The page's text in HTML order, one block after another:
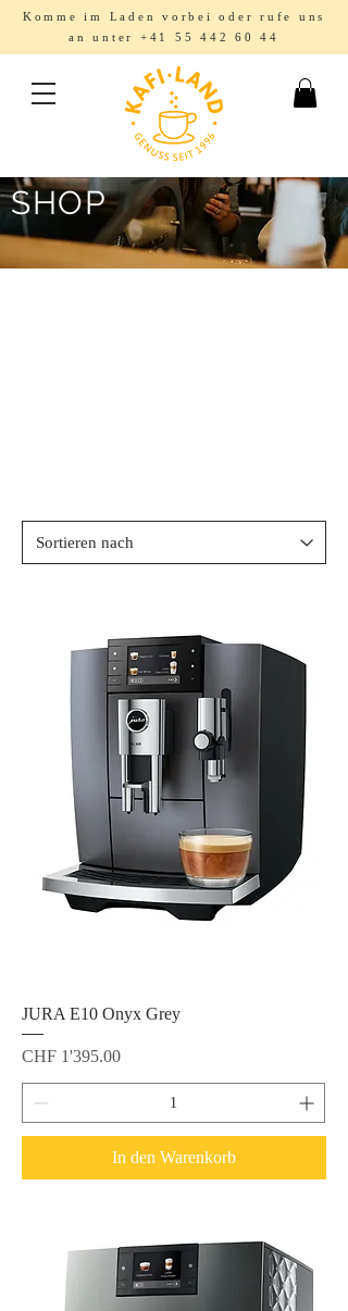
Komme im Laden vorbei oder rufe uns
an unter +41 55 442 60 44
SHOP
JURA E10 Onyx Grey
Preis
CHF 1'395.00
In den Warenkorb